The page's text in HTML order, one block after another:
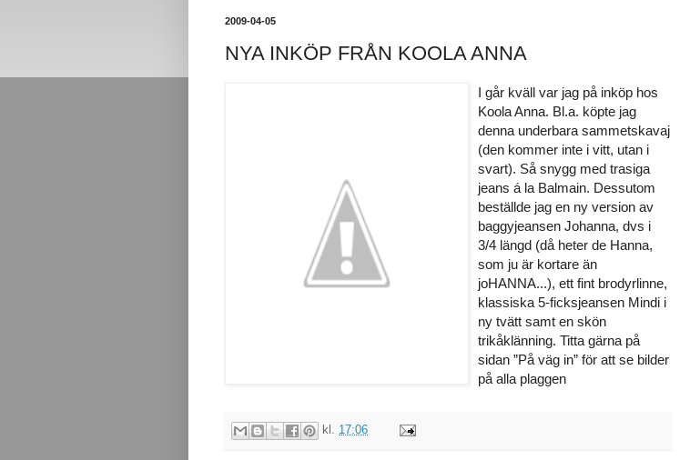
2009-04-05
NYA INKÖP FRÅN KOOLA ANNA
I går kväll var jag på inköp hos
Koola Anna. Bl.a. köpte jag
denna underbara sammetskavaj
(den kommer inte i vitt, utan i
svart). Så snygg med trasiga
jeans á la Balmain. Dessutom
beställde jag en ny version av
baggyjeansen Johanna, dvs i
3/4 längd (då heter de Hanna,
som ju är kortare än
joHANNA...), ett fint brodyrlinne,
klassiska 5-ficksjeansen Mindi i
ny tvätt samt en skön
trikåklänning. Titta gärna på
sidan ”På väg in” för att se bilder
på alla plaggen
kl. 17:06